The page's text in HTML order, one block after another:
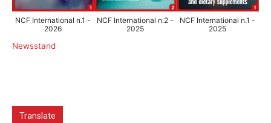
NCF International n.1 -
2026
NCF International n.2 -
2025
NCF International n.1 -
2025
Newsstand
Translate